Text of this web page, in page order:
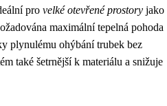
pro velké otevřené prostory jako
maximální tepelná pohoda
plynulému ohýbání trubek bez
také šetrnější k materiálu a snižuje